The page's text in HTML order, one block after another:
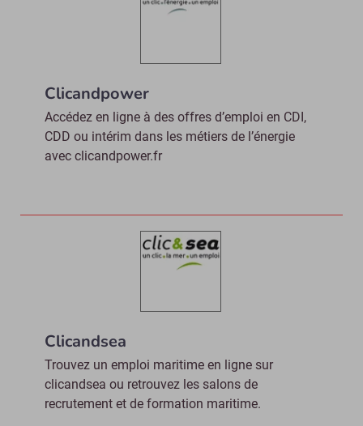
Clicandpower
Accédez en ligne à des offres d’emploi en CDI,
CDD ou intérim dans les métiers de l’énergie
avec clicandpower.fr
Clicandsea
Trouvez un emploi maritime en ligne sur
clicandsea ou retrouvez les salons de
recrutement et de formation maritime.